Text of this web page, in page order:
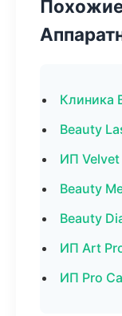
Клиника
Beauty
ИП
Beauty
Beauty
ИП Art
ИП Pro